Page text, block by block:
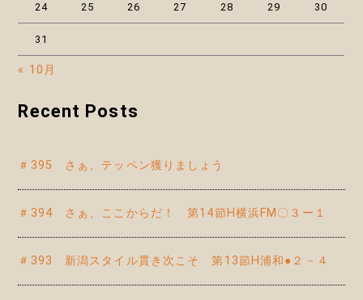
24 25 26 27 28 29 30
31
« 10月
Recent Posts
＃395 さぁ、テッペン獲りましょう
＃394 さぁ、ここからだ！ 第14節H横浜FM〇３ー１
＃393 新潟スタイル貫き次こそ 第13節H浦和●２－４